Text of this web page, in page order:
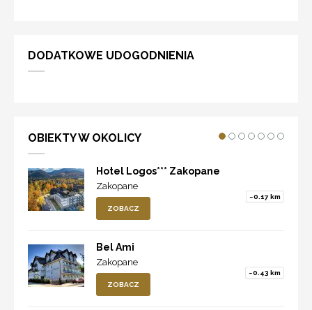
DODATKOWE UDOGODNIENIA
OBIEKTY W OKOLICY
Hotel Logos*** Zakopane
Zakopane
~0.17 km
ZOBACZ
Bel Ami
Zakopane
~0.43 km
ZOBACZ